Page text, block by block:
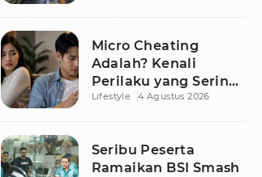
Micro Cheating
Adalah? Kenali
Perilaku yang Sering
Tak Disadari dalam
Lifestyle 4 Agustus 2026
Seribu Peserta
Ramaikan BSI Smash